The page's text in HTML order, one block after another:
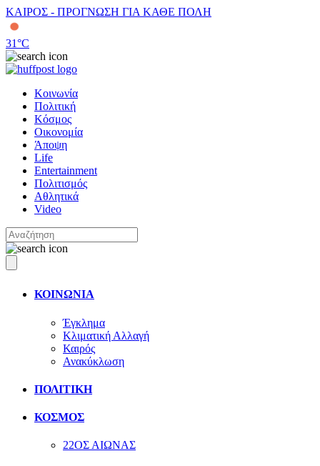
ΚΑΙΡΟΣ - ΠΡΟΓΝΩΣΗ ΓΙΑ ΚΑΘΕ ΠΟΛΗ
31°C
Κοινωνία
Πολιτική
Κόσμος
Οικονομία
Άποψη
Life
Entertainment
Πολιτισμός
Αθλητικά
Video
ΚΟΙΝΩΝΙΑ
Έγκλημα
Κλιματική Αλλαγή
Καιρός
Ανακύκλωση
ΠΟΛΙΤΙΚΗ
ΚΟΣΜΟΣ
22ΟΣ ΑΙΩΝΑΣ